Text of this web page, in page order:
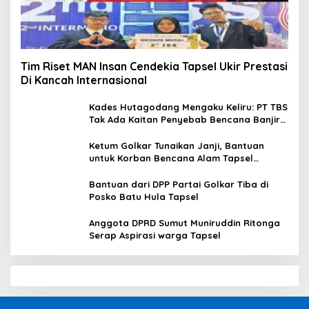
Tim Riset MAN Insan Cendekia Tapsel Ukir Prestasi
Di Kancah Internasional
Kades Hutagodang Mengaku Keliru: PT TBS
Tak Ada Kaitan Penyebab Bencana Banjir
Ketum Golkar Tunaikan Janji, Bantuan
untuk Korban Bencana Alam Tapsel
Bantuan dari DPP Partai Golkar Tiba di
Posko Batu Hula Tapsel
Anggota DPRD Sumut Muniruddin Ritonga
Serap Aspirasi warga Tapsel